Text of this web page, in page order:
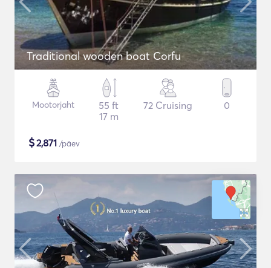
Traditional wooden boat Corfu
Mootorjaht
55 ft
17 m
72 Cruising 0
$2,871 /päev